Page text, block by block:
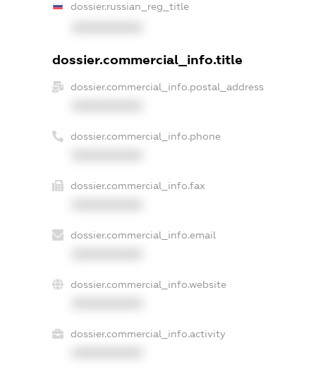
dossier.russian_reg_title
dossier.commercial_info.title
dossier.commercial_info.postal_address
dossier.commercial_info.phone
dossier.commercial_info.fax
dossier.commercial_info.email
dossier.commercial_info.website
dossier.commercial_info.activity